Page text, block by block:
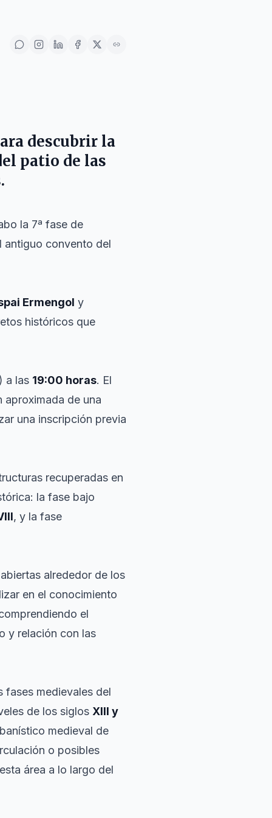
descubrir la
patio de las
la 7ª fase de
antiguo convento del
Ermengol y
históricos que
) a las 19:00 horas. El
de una
una inscripción previa
recuperadas en
la fase bajo
, y la fase
alrededor de los
en el conocimiento
el
y relación con las
fases medievales del
de los siglos XIII y
medieval de
o posibles
área a lo largo del